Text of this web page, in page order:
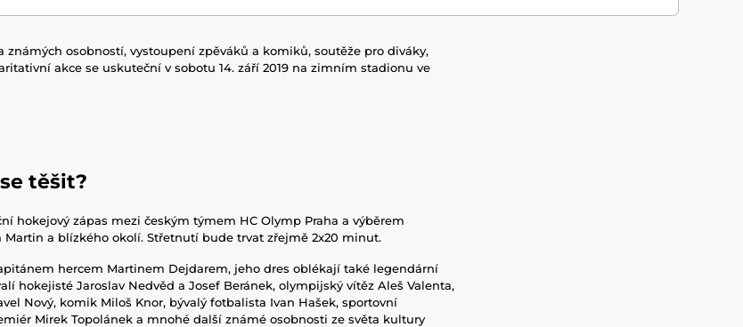
známých osobností, vystoupení zpěváků a komiků, soutěže pro diváky,
akce se uskuteční v sobotu 14. září 2019 na zimním stadionu ve
se těšit?
hokejový zápas mezi českým týmem HC Olymp Praha a výběrem
Martin a blízkého okolí. Střetnutí bude trvat zřejmě 2x20 minut.
hercem Martinem Dejdarem, jeho dres oblékají také legendární
hokejisté Jaroslav Nedvěd a Josef Beránek, olympijský vítěz Aleš Valenta,
Nový, komik Miloš Knor, bývalý fotbalista Ivan Hašek, sportovní
Mirek Topolánek a mnohé další známé osobnosti ze světa kultury